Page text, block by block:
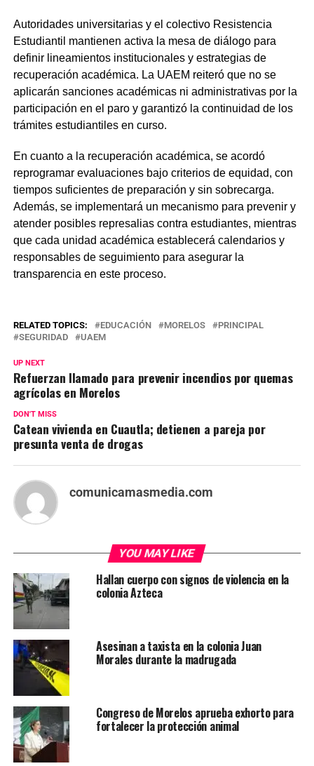
Autoridades universitarias y el colectivo Resistencia
Estudiantil mantienen activa la mesa de diálogo para
definir lineamientos institucionales y estrategias de
recuperación académica. La UAEM reiteró que no se
aplicarán sanciones académicas ni administrativas por la
participación en el paro y garantizó la continuidad de los
trámites estudiantiles en curso.
En cuanto a la recuperación académica, se acordó
reprogramar evaluaciones bajo criterios de equidad, con
tiempos suficientes de preparación y sin sobrecarga.
Además, se implementará un mecanismo para prevenir y
atender posibles represalias contra estudiantes, mientras
que cada unidad académica establecerá calendarios y
responsables de seguimiento para asegurar la
transparencia en este proceso.
RELATED TOPICS: EDUCACIÓN MORELOS
PRINCIPAL
SEGURIDAD
UAEM
UP NEXT
Refuerzan llamado para prevenir incendios por quemas
agrícolas en Morelos
DON'T MISS
Catean vivienda en Cuautla; detienen a pareja por
presunta venta de drogas
comunicamasmedia.com
YOU MAY LIKE
Hallan cuerpo con signos de violencia en la
colonia Azteca
Asesinan a taxista en la colonia Juan
Morales durante la madrugada
Congreso de Morelos aprueba exhorto para
fortalecer la protección animal